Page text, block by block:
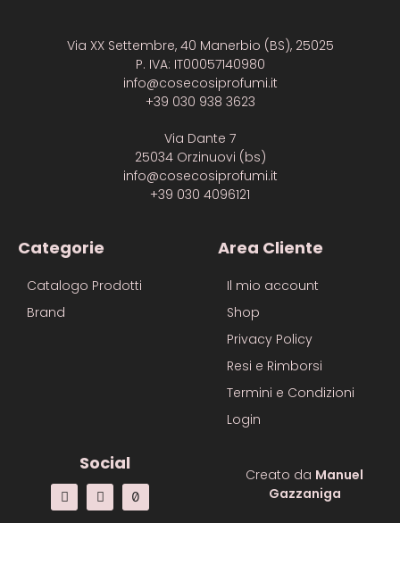
Via XX Settembre, 40 Manerbio (BS), 25025
P. IVA: IT00057140980
info@cosecosiprofumi.it
+39 030 938 3623
Via Dante 7
25034 Orzinuovi (bs)
info@cosecosiprofumi.it
+39 030 4096121
Categorie
Catalogo Prodotti
Brand
Area Cliente
Il mio account
Shop
Privacy Policy
Resi e Rimborsi
Termini e Condizioni
Login
Social
Creato da Manuel
Gazzaniga